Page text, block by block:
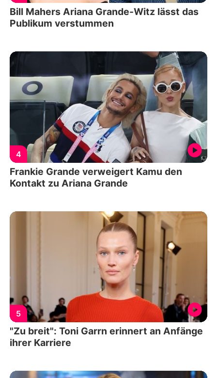
Bill Mahers Ariana Grande-Witz lässt das
Publikum verstummen
4
Frankie Grande verweigert Kamu den
Kontakt zu Ariana Grande
5
"Zu breit": Toni Garrn erinnert an Anfänge
ihrer Karriere